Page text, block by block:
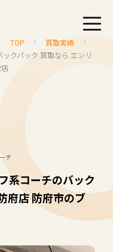
TOP
買取実績
ックパック 買取なら エンリ
チ
系コーチのバック
府店 防府市のブ